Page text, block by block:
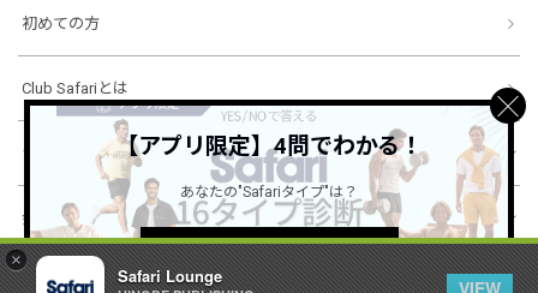
×
Safari Lounge
VIEW
初めての方
Club Safariとは
ショッピングガイド
会社概要・規約
【アプリ限定】4問でわかる！
あなたの"Safariタイプ"は？
詳しくはこちら ＞